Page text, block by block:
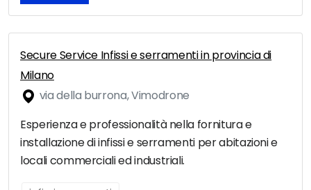
Secure Service Infissi e serramenti in provincia di
Milano
via della burrona, Vimodrone
Esperienza e professionalità nella fornitura e
installazione di infissi e serramenti per abitazioni e
locali commerciali ed industriali.